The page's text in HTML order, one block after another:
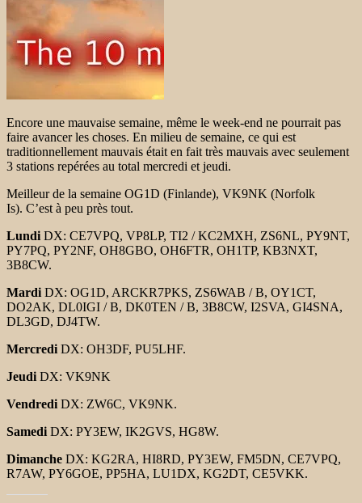
Encore une mauvaise semaine, même le week-end ne pourrait pas
faire avancer les choses. En milieu de semaine, ce qui est
traditionnellement mauvais était en fait très mauvais avec seulement
3 stations repérées au total mercredi et jeudi.
Meilleur de la semaine OG1D (Finlande), VK9NK (Norfolk
Is). C’est à peu près tout.
Lundi DX: CE7VPQ, VP8LP, TI2 / KC2MXH, ZS6NL, PY9NT,
PY7PQ, PY2NF, OH8GBO, OH6FTR, OH1TP, KB3NXT,
3B8CW.
Mardi DX: OG1D, ARCKR7PKS, ZS6WAB / B, OY1CT,
DO2AK, DL0IGI / B, DK0TEN / B, 3B8CW, I2SVA, GI4SNA,
DL3GD, DJ4TW.
Mercredi DX: OH3DF, PU5LHF.
Jeudi DX: VK9NK
Vendredi DX: ZW6C, VK9NK.
Samedi DX: PY3EW, IK2GVS, HG8W.
Dimanche DX: KG2RA, HI8RD, PY3EW, FM5DN, CE7VPQ,
R7AW, PY6GOE, PP5HA, LU1DX, KG2DT, CE5VKK.